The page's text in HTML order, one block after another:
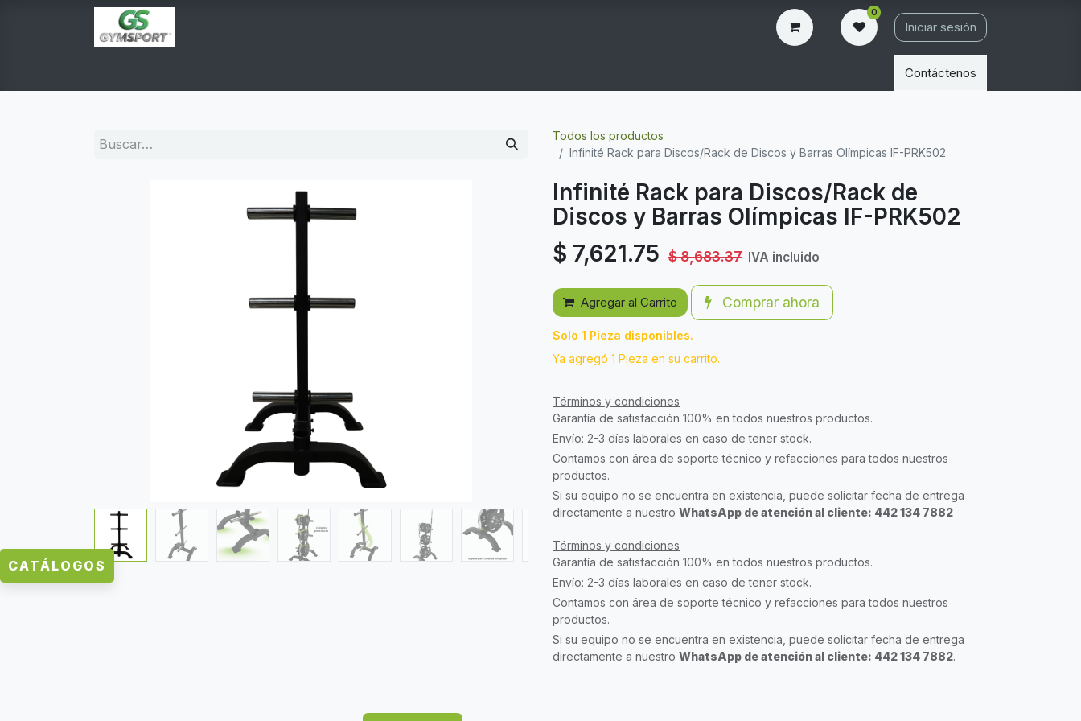
0
Iniciar sesión
Contáctenos
Todos los productos
Infinité Rack para Discos/Rack de Discos y Barras Olímpicas IF-PRK502
Infinité Rack para Discos/Rack de
Discos y Barras Olímpicas IF-PRK502
$ 7,621.75 $8,683.37 IVA incluido
Agregar al Carrito Comprar ahora
Solo 1 Pieza disponibles.
Ya agregó 1 Pieza en su carrito.
Términos y condiciones
Garantía de satisfacción 100% en todos nuestros productos.
Envío: 2-3 días laborales en caso de tener stock.
Contamos con área de soporte técnico y refacciones para todos nuestros
productos.
Si su equipo no se encuentra en existencia, puede solicitar fecha de entrega
directamente a nuestro WhatsApp de atención al cliente: 442 134 7882
Términos y condiciones
Garantía de satisfacción 100% en todos nuestros productos.
Envío: 2-3 días laborales en caso de tener stock.
Contamos con área de soporte técnico y refacciones para todos nuestros
productos.
Si su equipo no se encuentra en existencia, puede solicitar fecha de entrega
directamente a nuestro WhatsApp de atención al cliente: 442 134 7882.
CATÁLOGOS